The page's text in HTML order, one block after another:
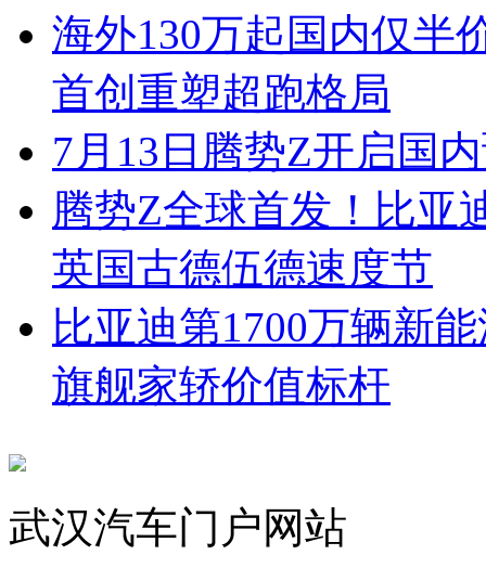
海外130万起国内仅半
首创重塑超跑格局
7月13日腾势Z开启国
腾势Z全球首发！比亚
英国古德伍德速度节
比亚迪第1700万辆新
旗舰家轿价值标杆
武汉汽车门户网站